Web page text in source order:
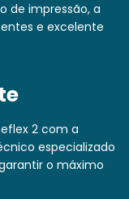
de impressão, a
e excelente
2 com a
especializado
o máximo